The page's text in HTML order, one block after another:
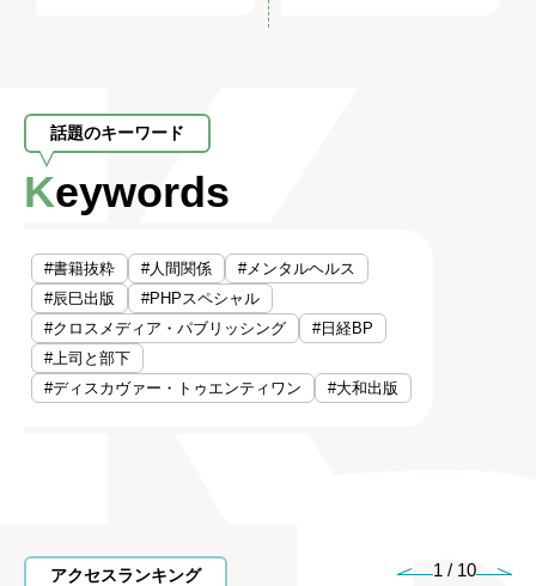
話題のキーワード
Keywords
#書籍抜粋 #人間関係
#メンタルヘルス
#辰巳出版
#PHPスペシャル
#クロスメディア・パブリッシング
#日経BP
#上司と部下
#ディスカヴァー・トゥエンティワン
#大和出版
アクセスランキング 1 / 10